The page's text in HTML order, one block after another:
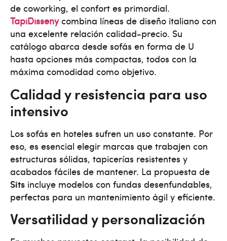
de coworking, el confort es primordial.
TapiDissenycombina líneas de diseño italiano con
una excelente relación calidad-precio. Su
catálogo abarca desde sofás en forma de U
hasta opciones más compactas, todos con la
máxima comodidad como objetivo.
Calidad y resistencia para uso
intensivo
Los sofás en hoteles sufren un uso constante. Por
eso, es esencial elegir marcas que trabajen con
estructuras sólidas, tapicerías resistentes y
acabados fáciles de mantener. La propuesta de
Sits incluye modelos con fundas desenfundables,
perfectas para un mantenimiento ágil y eficiente.
Versatilidad y personalización